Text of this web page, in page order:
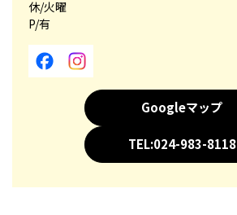
休/火曜
P/有
Googleマップ
TEL:024-983-8118